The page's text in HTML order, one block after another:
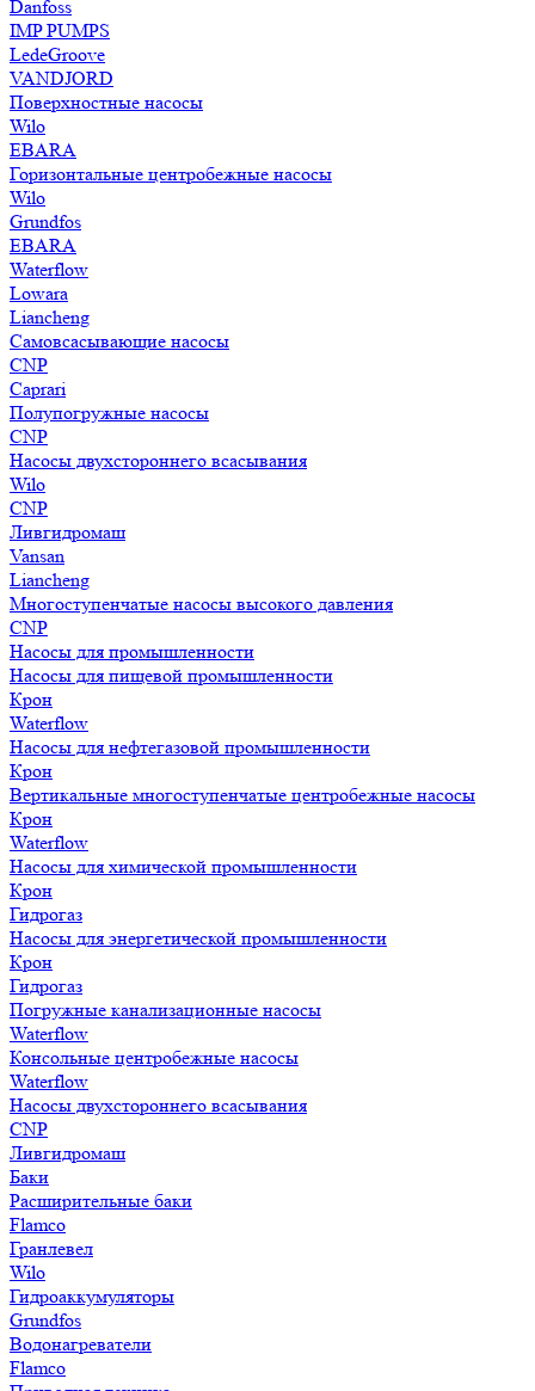
Danfoss
IMP PUMPS
LedeGroove
VANDJORD
Поверхностные насосы
Wilo
EBARA
Горизонтальные центробежные насосы
Wilo
Grundfos
EBARA
Waterflow
Lowara
Liancheng
Самовсасывающие насосы
CNP
Caprari
Полупогружные насосы
CNP
Насосы двухстороннего всасывания
Wilo
CNP
Ливгидромаш
Vansan
Liancheng
Многоступенчатые насосы высокого давления
CNP
Насосы для промышленности
Насосы для пищевой промышленности
Крон
Waterflow
Насосы для нефтегазовой промышленности
Крон
Вертикальные многоступенчатые центробежные насосы
Крон
Waterflow
Насосы для химической промышленности
Крон
Гидрогаз
Насосы для энергетической промышленности
Крон
Гидрогаз
Погружные канализационные насосы
Waterflow
Консольные центробежные насосы
Waterflow
Насосы двухстороннего всасывания
CNP
Ливгидромаш
Баки
Расширительные баки
Flamco
Гранлевел
Wilo
Гидроаккумуляторы
Grundfos
Водонагреватели
Flamco